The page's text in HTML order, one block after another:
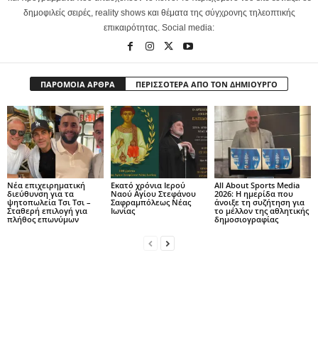
δημοφιλείς σειρές, reality shows και θέματα της σύγχρονης τηλεοπτικής
επικαιρότητας. Social media:
ΠΑΡΟΜΟΙΑ ΑΡΘΡΑ ΠΕΡΙΣΣΟΤΕΡΑ ΑΠΟ ΤΟΝ ΔΗΜΙΟΥΡΓΟ
Νέα επιχειρηματική
διεύθυνση για τα
ψητοπωλεία Τσι Τσι –
Σταθερή επιλογή για
πλήθος επωνύμων
Εκατό χρόνια Ιερού
Ναού Αγίου Στεφάνου
Σαφραμπόλεως Νέας
Ιωνίας
All About Sports Media
2026: Η ημερίδα που
άνοιξε τη συζήτηση για
το μέλλον της αθλητικής
δημοσιογραφίας